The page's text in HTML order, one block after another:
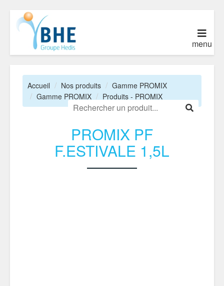
menu
Accueil Nos produits
Gamme PROMIX
Gamme PROMIX
Produits - PROMIX
PROMIX PF
F.ESTIVALE 1,5L